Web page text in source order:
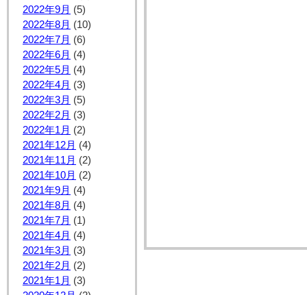
2022年9月 (5)
2022年8月 (10)
2022年7月 (6)
2022年6月 (4)
2022年5月 (4)
2022年4月 (3)
2022年3月 (5)
2022年2月 (3)
2022年1月 (2)
2021年12月 (4)
2021年11月 (2)
2021年10月 (2)
2021年9月 (4)
2021年8月 (4)
2021年7月 (1)
2021年4月 (4)
2021年3月 (3)
2021年2月 (2)
2021年1月 (3)